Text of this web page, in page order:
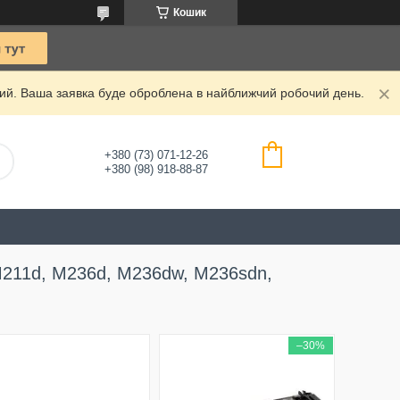
Кошик
Ваша заявка буде оброблена в найближчий робочий день.
+380 (73) 071-12-26
+380 (98) 918-88-87
M236d, M236dw, M236sdn,
–30%